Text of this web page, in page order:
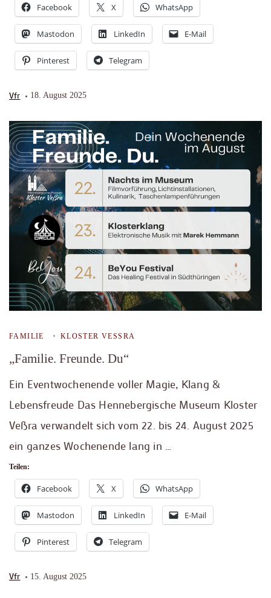
Facebook X WhatsApp
Mastodon LinkedIn E-Mail
Pinterest Telegram
Vfr 18. August 2025
FAMILIE KLOSTER VESSRA
„Familie. Freunde. Du“
Ein Eventwochenende voller Magie, Klang &
Lebensfreude Das Hennebergische Museum Kloster
Veßra verwandelt sich vom 22. bis 24. August 2025
ein ganzes Wochenende lang in …
Teilen:
Facebook X WhatsApp
Mastodon LinkedIn E-Mail
Pinterest Telegram
Vfr 15. August 2025